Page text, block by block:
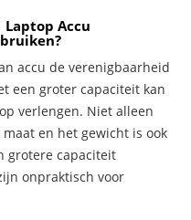
Laptop Accu
accu de verenigbaarheid
een groter capaciteit kan
verlengen. Niet alleen
en het gewicht is ook
grotere capaciteit
onpraktisch voor